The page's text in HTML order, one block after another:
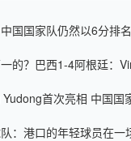
国国家队仍然以6分排
的？巴西1-4阿根廷：
首次亮相 中国国
：港口的年轻球员在一